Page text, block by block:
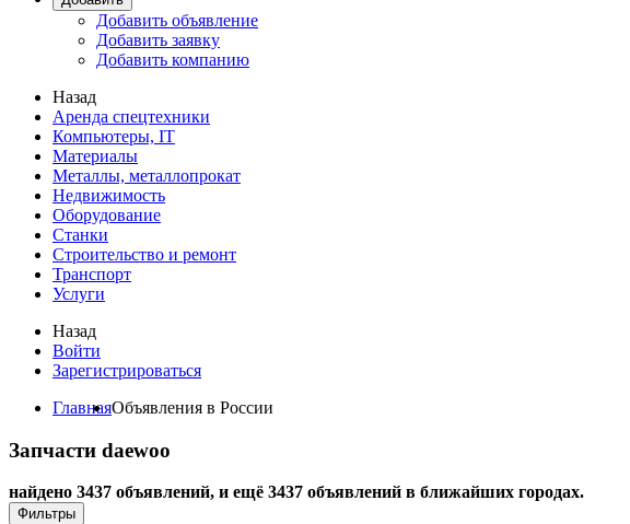
Добавить объявление
Добавить заявку
Добавить компанию
Назад
Аренда спецтехники
Компьютеры, IT
Материалы
Металлы, металлопрокат
Недвижимость
Оборудование
Станки
Строительство и ремонт
Транспорт
Услуги
Назад
Войти
Зарегистрироваться
ГлавнаяОбъявления в России
Запчасти daewoo
найдено 3437 объявлений, и ещё 3437 объявлений в ближайших городах.
Фильтры